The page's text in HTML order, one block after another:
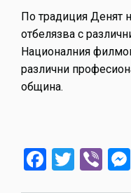
По традиция Денят
отбелязва с
Националния
различни
община.